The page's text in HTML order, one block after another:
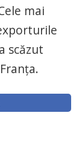
mai
scăzut